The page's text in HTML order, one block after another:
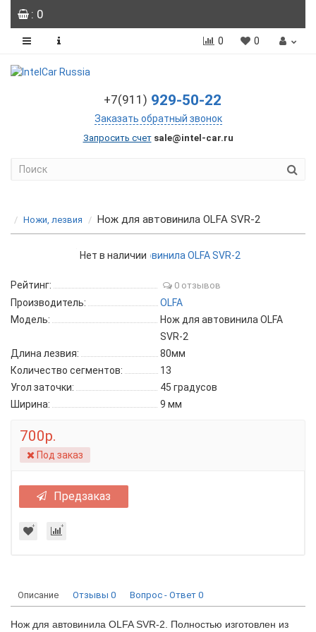
: 0
0 0
+7(911) 929-50-22
Заказать обратный звонок
Запросить счет sale@intel-car.ru
Ножи, лезвия Нож для автовинила OLFA SVR-2
Нет в наличии
Рейтинг: 0 отзывов
Производитель:
OLFA
Модель:
Нож для автовинила OLFA
SVR-2
Длина лезвия:
80мм
Количество сегментов:
13
Угол заточки:
45 градусов
Ширина:
9 мм
700р.
Под заказ
Предзаказ
Описание Отзывы 0 Вопрос - Ответ 0
Нож для автовинила OLFA SVR-2. Полностью изготовлен из